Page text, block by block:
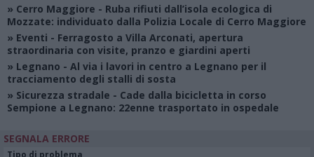
» Cerro Maggiore - Ruba rifiuti dall’isola ecologica di
Mozzate: individuato dalla Polizia Locale di Cerro Maggiore
» Eventi - Ferragosto a Villa Arconati, apertura
straordinaria con visite, pranzo e giardini aperti
» Legnano - Al via i lavori in centro a Legnano per il
tracciamento degli stalli di sosta
» Sicurezza stradale - Cade dalla bicicletta in corso
Sempione a Legnano: 22enne trasportato in ospedale
SEGNALA ERRORE
Tipo di problema